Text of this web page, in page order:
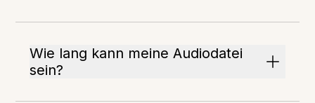
Wie lang kann meine Audiodatei
sein?